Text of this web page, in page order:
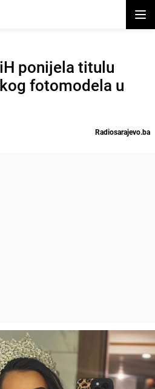
ponijela titulu
fotomodela u
Radiosarajevo.ba